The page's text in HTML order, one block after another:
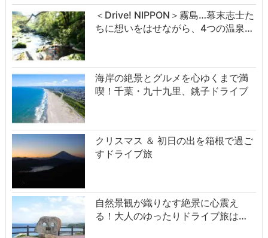
＜Drive! NIPPON＞霧島…幕末志士た
ちに想いをはせながら、4つの温泉…
海岸の絶景とグルメを心ゆくまで満
喫！千葉・九十九里、銚子ドライブ
クリスマス ＆ 初日の出を箱根で過ご
すドライブ旅
自然景観が織りなす絶景に心震え
る！大人のゆったりドライブ旅は…